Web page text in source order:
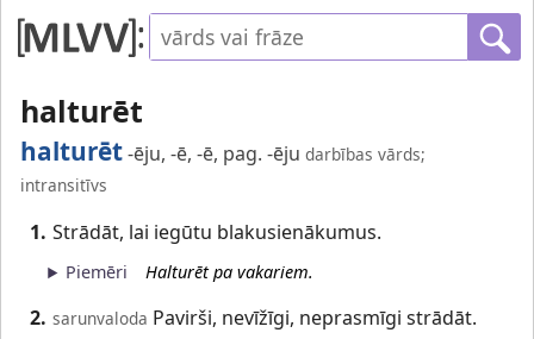
halturēt
halturēt-ēju, -ē, -ē, pag. -ēju darbības vārds;
intransitīvs
1. Strādāt, lai iegūtu blakusienākumus.
Piemēri Halturēt pa vakariem.
2. sarunvaloda Pavirši, nevīžīgi, neprasmīgi strādāt.